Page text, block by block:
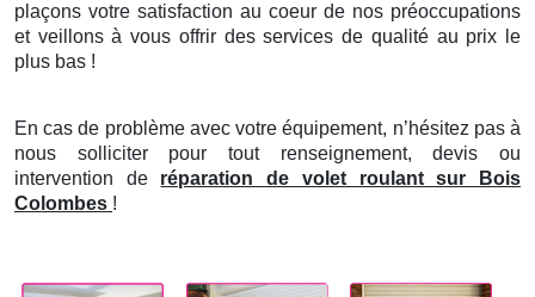
plaçons votre satisfaction au coeur de nos préoccupations
et veillons à vous offrir des services de qualité au prix le
plus bas !
En cas de problème avec votre équipement, n’hésitez pas à
nous solliciter pour tout renseignement, devis ou
intervention de réparation de volet roulant sur Bois
Colombes !